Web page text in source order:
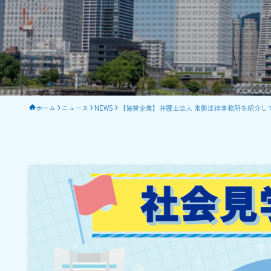
ホーム ニュース NEWS 【協賛企業】弁護士法人 常磐法律事務所を紹介し